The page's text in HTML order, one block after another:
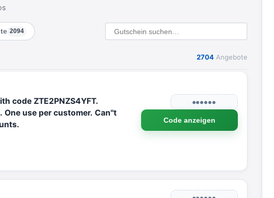
2094
2704 Angebote
code ZTE2PNZS4YFT.
use per customer. Can''t
●●●●●●
Code anzeigen